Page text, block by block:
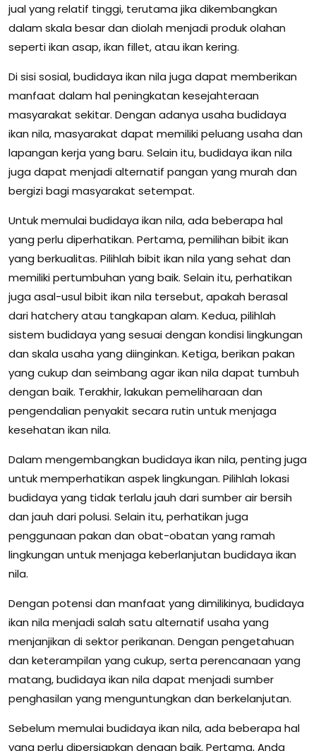
jual yang relatif tinggi, terutama jika dikembangkan
dalam skala besar dan diolah menjadi produk olahan
seperti ikan asap, ikan fillet, atau ikan kering.
Di sisi sosial, budidaya ikan nila juga dapat memberikan
manfaat dalam hal peningkatan kesejahteraan
masyarakat sekitar. Dengan adanya usaha budidaya
ikan nila, masyarakat dapat memiliki peluang usaha dan
lapangan kerja yang baru. Selain itu, budidaya ikan nila
juga dapat menjadi alternatif pangan yang murah dan
bergizi bagi masyarakat setempat.
Untuk memulai budidaya ikan nila, ada beberapa hal
yang perlu diperhatikan. Pertama, pemilihan bibit ikan
yang berkualitas. Pilihlah bibit ikan nila yang sehat dan
memiliki pertumbuhan yang baik. Selain itu, perhatikan
juga asal-usul bibit ikan nila tersebut, apakah berasal
dari hatchery atau tangkapan alam. Kedua, pilihlah
sistem budidaya yang sesuai dengan kondisi lingkungan
dan skala usaha yang diinginkan. Ketiga, berikan pakan
yang cukup dan seimbang agar ikan nila dapat tumbuh
dengan baik. Terakhir, lakukan pemeliharaan dan
pengendalian penyakit secara rutin untuk menjaga
kesehatan ikan nila.
Dalam mengembangkan budidaya ikan nila, penting juga
untuk memperhatikan aspek lingkungan. Pilihlah lokasi
budidaya yang tidak terlalu jauh dari sumber air bersih
dan jauh dari polusi. Selain itu, perhatikan juga
penggunaan pakan dan obat-obatan yang ramah
lingkungan untuk menjaga keberlanjutan budidaya ikan
nila.
Dengan potensi dan manfaat yang dimilikinya, budidaya
ikan nila menjadi salah satu alternatif usaha yang
menjanjikan di sektor perikanan. Dengan pengetahuan
dan keterampilan yang cukup, serta perencanaan yang
matang, budidaya ikan nila dapat menjadi sumber
penghasilan yang menguntungkan dan berkelanjutan.
Sebelum memulai budidaya ikan nila, ada beberapa hal
yang perlu dipersiapkan dengan baik. Pertama, Anda